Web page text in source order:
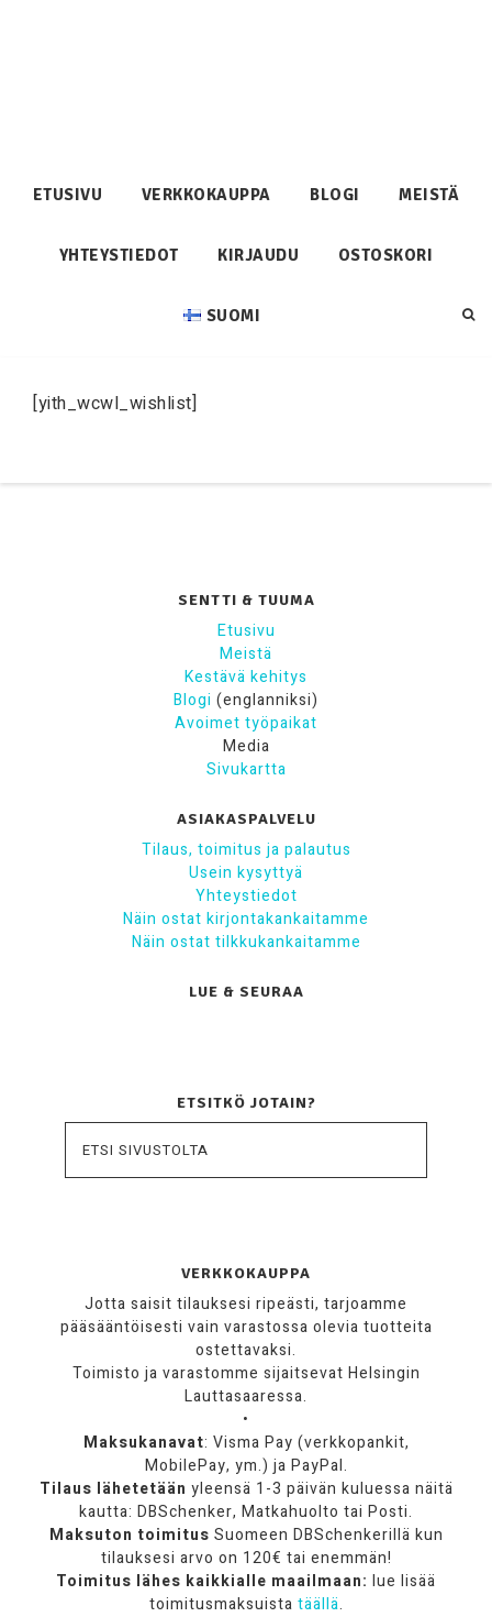
ETUSIVU VERKKOKAUPPA BLOGI MEISTÄ
YHTEYSTIEDOT KIRJAUDU OSTOSKORI
SUOMI
[yith_wcwl_wishlist]
SENTTI & TUUMA
Etusivu
Meistä
Kestävä kehitys
Blogi (englanniksi)
Avoimet työpaikat
Media
Sivukartta
ASIAKASPALVELU
Tilaus, toimitus ja palautus
Usein kysyttyä
Yhteystiedot
Näin ostat kirjontakankaitamme
Näin ostat tilkkukankaitamme
LUE & SEURAA
ETSITKÖ JOTAIN?
VERKKOKAUPPA
Jotta saisit tilauksesi ripeästi, tarjoamme
pääsääntöisesti vain varastossa olevia tuotteita
ostettavaksi.
Toimisto ja varastomme sijaitsevat Helsingin
Lauttasaaressa.
•
Maksukanavat: Visma Pay (verkkopankit,
MobilePay, ym.) ja PayPal.
Tilaus lähetetään yleensä 1-3 päivän kuluessa näitä
kautta: DBSchenker, Matkahuolto tai Posti.
Maksuton toimitus Suomeen DBSchenkerillä kun
tilauksesi arvo on 120€ tai enemmän!
Toimitus lähes kaikkialle maailmaan: lue lisää
toimitusmaksuista täällä.